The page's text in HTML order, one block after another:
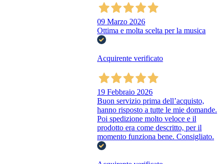
09 Marzo 2026
Ottima e molta scelta per la musica
Acquirente verificato
19 Febbraio 2026
Buon servizio prima dell’acquisto,
hanno risposto a tutte le mie domande.
Poi spedizione molto veloce e il
prodotto era come descritto, per il
momento funziona bene. Consigliato.